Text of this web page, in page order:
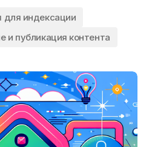
для индексации
и публикация контента